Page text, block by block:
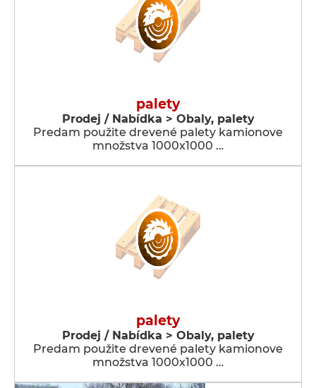
palety
Prodej / Nabídka > Obaly, palety
Predam použite drevené palety kamionove
množstva 1000x1000 …
palety
Prodej / Nabídka > Obaly, palety
Predam použite drevené palety kamionove
množstva 1000x1000 …